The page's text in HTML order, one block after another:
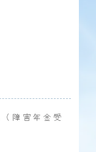
障害年金受